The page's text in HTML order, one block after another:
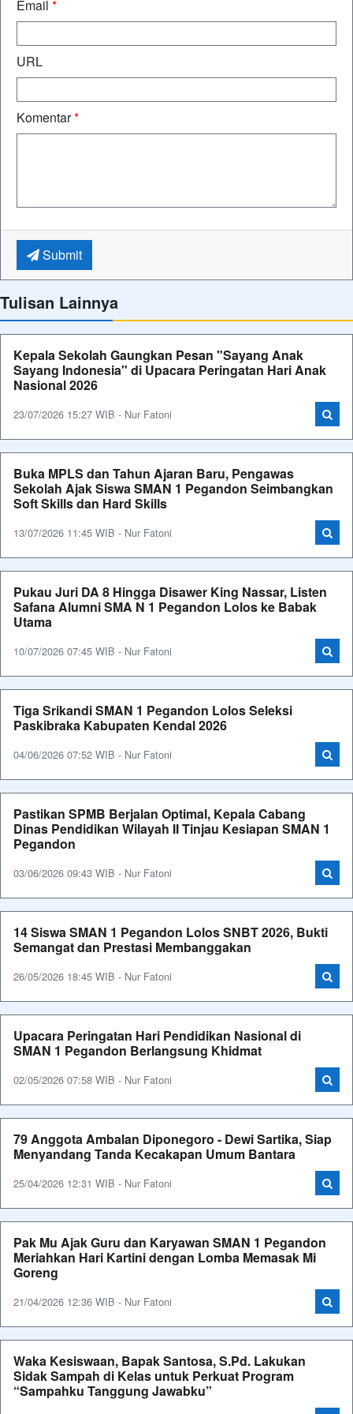
Email *
URL
Komentar*
Submit
Tulisan Lainnya
Kepala Sekolah Gaungkan Pesan "Sayang Anak
Sayang Indonesia" di Upacara Peringatan Hari Anak
Nasional 2026
23/07/2026 15:27 WIB - Nur Fatoni
Buka MPLS dan Tahun Ajaran Baru, Pengawas
Sekolah Ajak Siswa SMAN 1 Pegandon Seimbangkan
Soft Skills dan Hard Skills
13/07/2026 11:45 WIB - Nur Fatoni
Pukau Juri DA 8 Hingga Disawer King Nassar, Listen
Safana Alumni SMA N 1 Pegandon Lolos ke Babak
Utama
10/07/2026 07:45 WIB - Nur Fatoni
Tiga Srikandi SMAN 1 Pegandon Lolos Seleksi
Paskibraka Kabupaten Kendal 2026
04/06/2026 07:52 WIB - Nur Fatoni
Pastikan SPMB Berjalan Optimal, Kepala Cabang
Dinas Pendidikan Wilayah II Tinjau Kesiapan SMAN 1
Pegandon
03/06/2026 09:43 WIB - Nur Fatoni
14 Siswa SMAN 1 Pegandon Lolos SNBT 2026, Bukti
Semangat dan Prestasi Membanggakan
26/05/2026 18:45 WIB - Nur Fatoni
Upacara Peringatan Hari Pendidikan Nasional di
SMAN 1 Pegandon Berlangsung Khidmat
02/05/2026 07:58 WIB - Nur Fatoni
79 Anggota Ambalan Diponegoro - Dewi Sartika, Siap
Menyandang Tanda Kecakapan Umum Bantara
25/04/2026 12:31 WIB - Nur Fatoni
Pak Mu Ajak Guru dan Karyawan SMAN 1 Pegandon
Meriahkan Hari Kartini dengan Lomba Memasak Mi
Goreng
21/04/2026 12:36 WIB - Nur Fatoni
Waka Kesiswaan, Bapak Santosa, S.Pd. Lakukan
Sidak Sampah di Kelas untuk Perkuat Program
“Sampahku Tanggung Jawabku”